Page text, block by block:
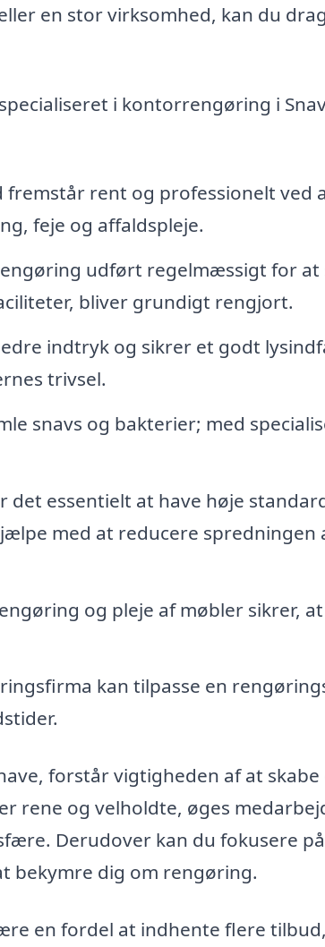
en stor virksomhed, kan du
i kontorrengøring i
rent og professionelt ved
feje og affaldspleje.
udført regelmæssigt for at
bliver grundigt rengjort.
indtryk og sikrer et godt
trivsel.
snavs og bakterier; med
det essentielt at have høje
med at reducere spredningen
og pleje af møbler sikrer,
kan tilpasse en
forstår vigtigheden af at skabe
rene og velholdte, øges
Derudover kan du fokusere på
bekymre dig om rengøring.
en fordel at indhente flere